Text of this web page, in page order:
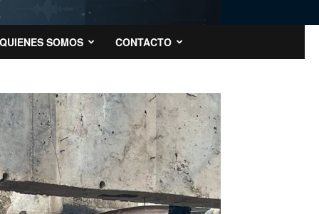
QUIENES SOMOS CONTACTO